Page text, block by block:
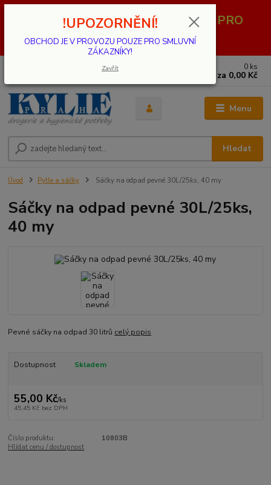
OBCHOD JE V PROVOZU POUZE PRO
SMLUVNÍ ZÁKAZNÍKY!
Menu
Hledat
0 ks
za 0,00 Kč
Úvod Pytle a sáčky Sáčky na odpad pevné 30L/25ks, 40 my
Sáčky na odpad pevné 30L/25ks,
40 my
Pevné sáčky na odpad 30 litrů celý popis
Dostupnost Skladem
55,00 Kč/ks
45,45 Kč bez DPH
Číslo produktu:
10803B
Hlídat cenu / dostupnost
!UPOZORNĚNÍ!
OBCHOD JE V PROVOZU POUZE PRO SMLUVNÍ
ZÁKAZNÍKY!
Zavřít